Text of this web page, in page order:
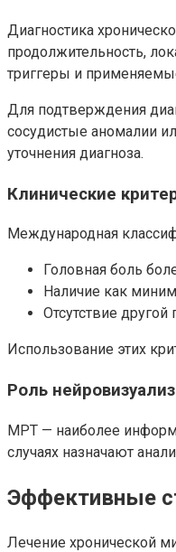
Диагностика
продолжительность,
триггеры и
Для подтверждения
сосудистые аномалии
уточнения диагноза.
Клинические
Международная
Головная боль
Наличие как
Отсутствие
Использование этих
Роль
МРТ — наиболее
случаях назначают
Эффективные
Лечение хронической